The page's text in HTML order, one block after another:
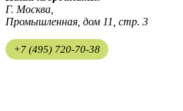
Г. Москва,
Промышленная, дом 11, стр. 3
+7 (495) 720-70-38